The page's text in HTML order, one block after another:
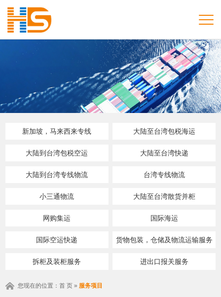
新加坡，马来西来专线 大陆至台湾包税海运
大陆到台湾包税空运 大陆至台湾快递
大陆到台湾专线物流 台湾专线物流
小三通物流 大陆至台湾散货并柜
网购集运 国际海运
国际空运快递 货物包装，仓储及物流运输服务
拆柜及装柜服务 进出口报关服务
您现在的位置：首 页 » 服务项目